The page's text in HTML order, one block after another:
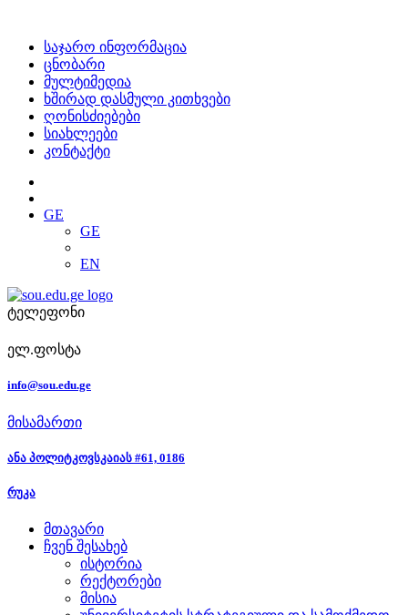
საჯარო ინფორმაცია
ცნობარი
მულტიმედია
ხშირად დასმული კითხვები
ღონისძიებები
სიახლეები
კონტაქტი
GE
GE
EN
ტელეფონი
ელ.ფოსტა
info@sou.edu.ge
მისამართი
ანა პოლიტკოვსკაიას #61, 0186
რუკა
მთავარი
ჩვენ შესახებ
ისტორია
რექტორები
მისია